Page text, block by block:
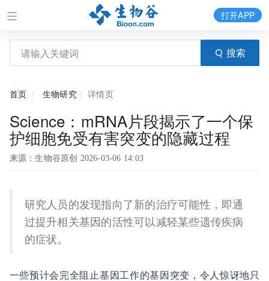
搜索
打开APP
首页 生物研究 详情页
Science：mRNA片段揭示了一个保
护细胞免受有害突变的隐藏过程
来源：生物谷原创 2026-03-06 14:03
研究人员的发现指向了新的治疗可能性，即通
过提升相关基因的活性可以减轻某些遗传疾病
的症状。
一些预计会完全阻止基因工作的基因突变，令人惊讶地只